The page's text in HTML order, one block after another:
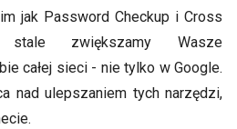
jak Password Checkup i Cross
stale zwiększamy Wasze
całej sieci - nie tylko w Google.
nad ulepszaniem tych narzędzi,